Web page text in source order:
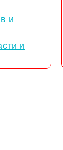
и
и